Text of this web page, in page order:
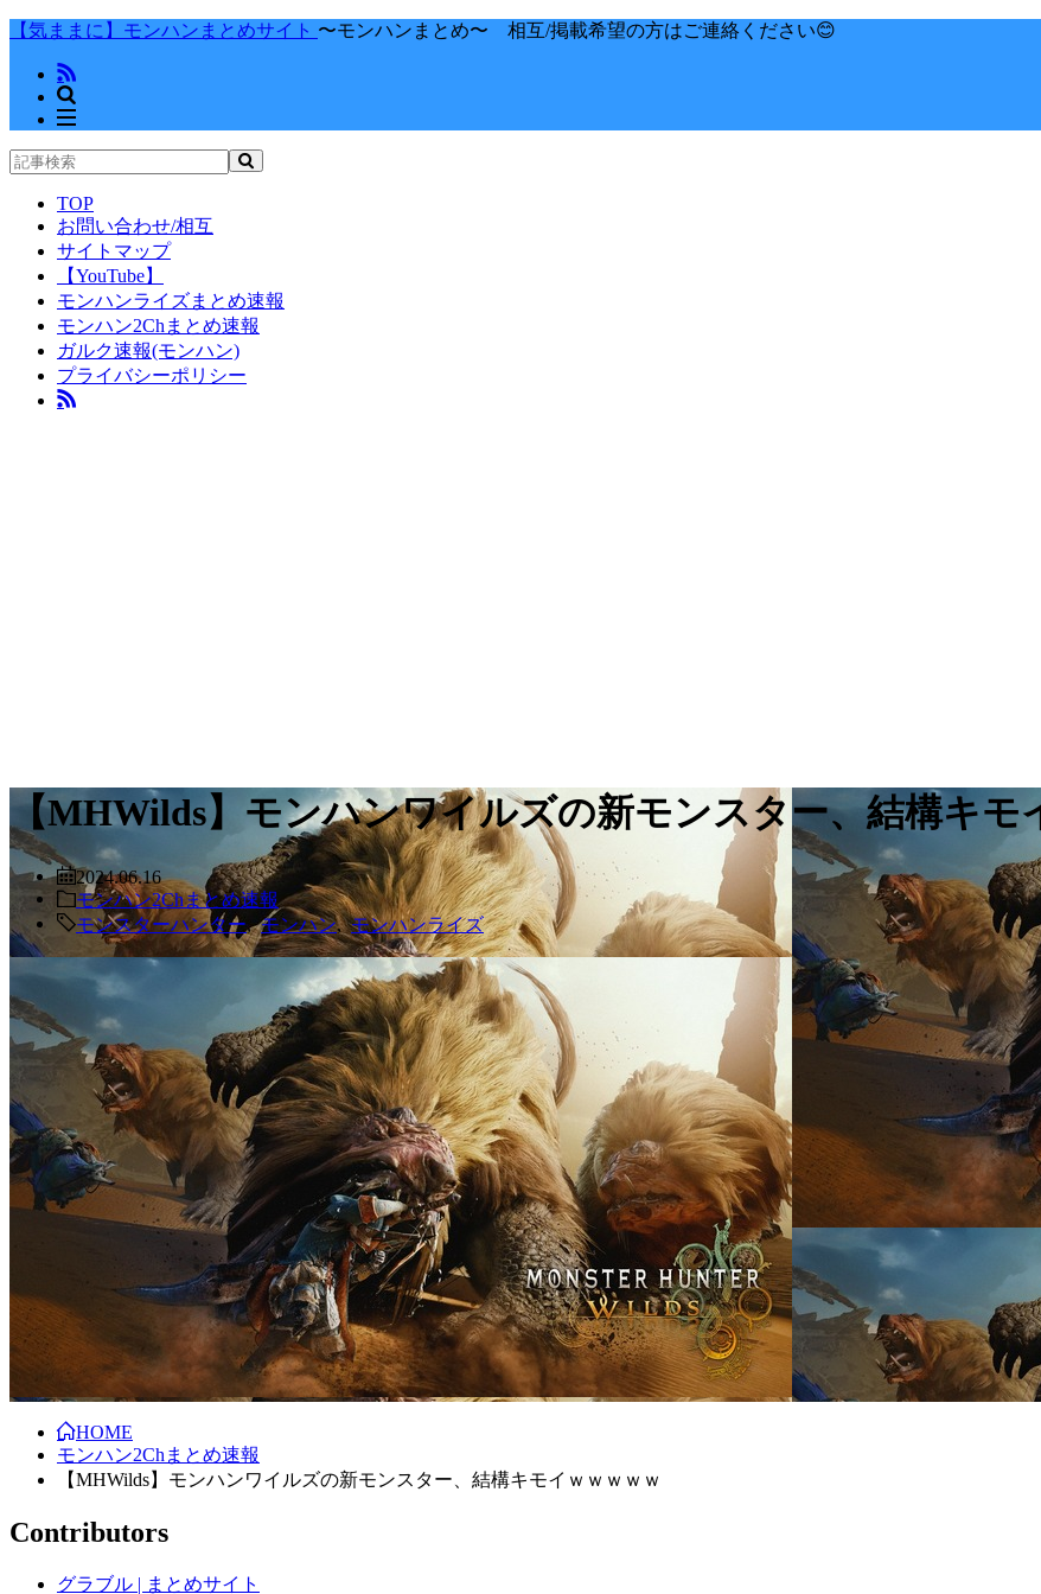
【気ままに】モンハンまとめサイト 〜モンハンまとめ〜 相互/掲載希望の方はご連絡ください😊
TOP
お問い合わせ/相互
サイトマップ
【YouTube】
モンハンライズまとめ速報
モンハン2Chまとめ速報
ガルク速報(モンハン)
プライバシーポリシー
【MHWilds】モンハンワイルズの新モンスター、結構キモ
2024.06.16
モンハン2Chまとめ速報
モンスターハンター ,モンハン,モンハンライズ
HOME
モンハン2Chまとめ速報
【MHWilds】モンハンワイルズの新モンスター、結構キモイｗｗｗｗｗ
Contributors
グラブル | まとめサイト